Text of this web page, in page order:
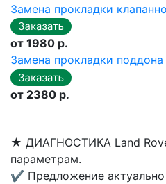
Замена прокладки
от 1980 р.
Замена прокладки поддона
от 2380 р.
★ ДИАГНОСТИКА Land
параметрам.
✔ Предложение